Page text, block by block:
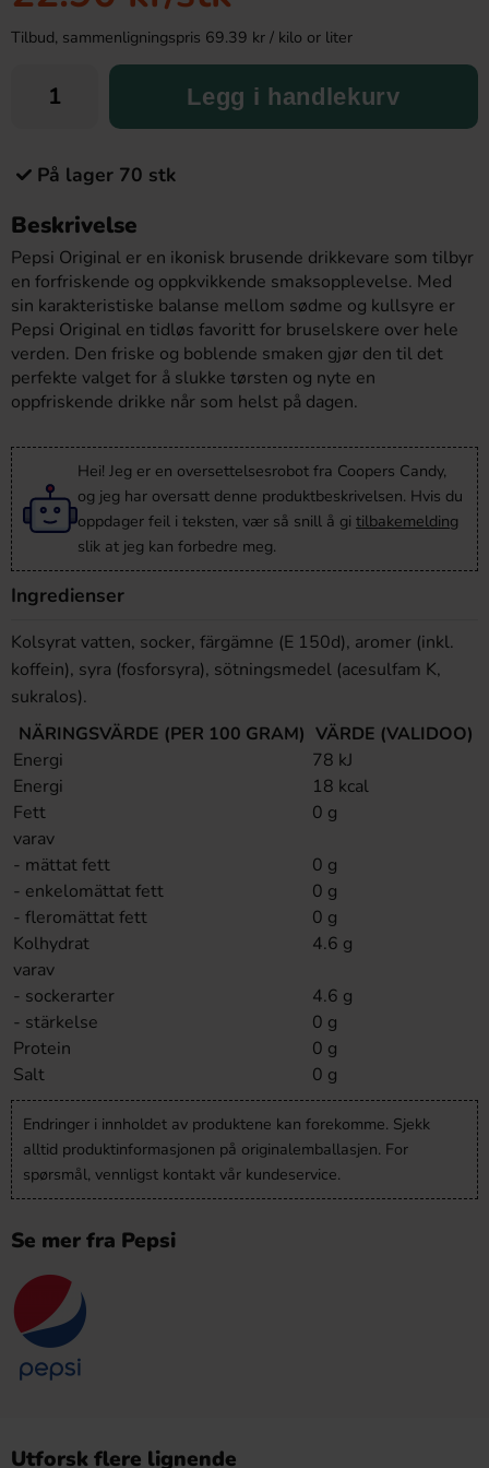
Tilbud, sammenligningspris 69.39 kr / kilo or liter
Legg i handlekurv
På lager 70 stk
Beskrivelse
Pepsi Original er en ikonisk brusende drikkevare som tilbyr
en forfriskende og oppkvikkende smaksopplevelse. Med
sin karakteristiske balanse mellom sødme og kullsyre er
Pepsi Original en tidløs favoritt for bruselskere over hele
verden. Den friske og boblende smaken gjør den til det
perfekte valget for å slukke tørsten og nyte en
oppfriskende drikke når som helst på dagen.
Hei! Jeg er en oversettelsesrobot fra Coopers Candy,
og jeg har oversatt denne produktbeskrivelsen. Hvis du
oppdager feil i teksten, vær så snill å gi tilbakemelding
slik at jeg kan forbedre meg.
Ingredienser
Kolsyrat vatten, socker, färgämne (E 150d), aromer (inkl.
koffein), syra (fosforsyra), sötningsmedel (acesulfam K,
sukralos).
NÄRINGSVÄRDE (PER 100 GRAM) VÄRDE (VALIDOO)
Energi
78 kJ
Energi
18 kcal
Fett
0 g
varav
- mättat fett
0 g
- enkelomättat fett
0 g
- fleromättat fett
0 g
Kolhydrat
4.6 g
varav
- sockerarter
4.6 g
- stärkelse
0 g
Protein
0 g
Salt
0 g
Endringer i innholdet av produktene kan forekomme. Sjekk
alltid produktinformasjonen på originalemballasjen. For
spørsmål, vennligst kontakt vår kundeservice.
Se mer fra Pepsi
Utforsk flere lignende